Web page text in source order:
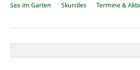
Sex im Garten
Skurriles Termine &